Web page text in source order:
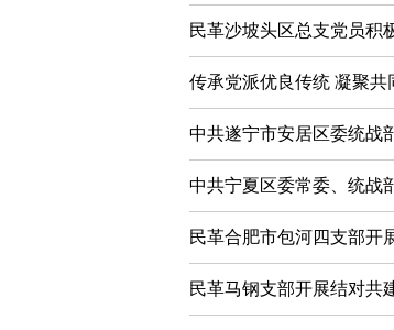
民革沙坡头区总支党员积
传承党派优良传统 凝聚
中共遂宁市安居区委统战
中共宁夏区委常委、统战
民革合肥市包河四支部开
民革马钢支部开展结对共